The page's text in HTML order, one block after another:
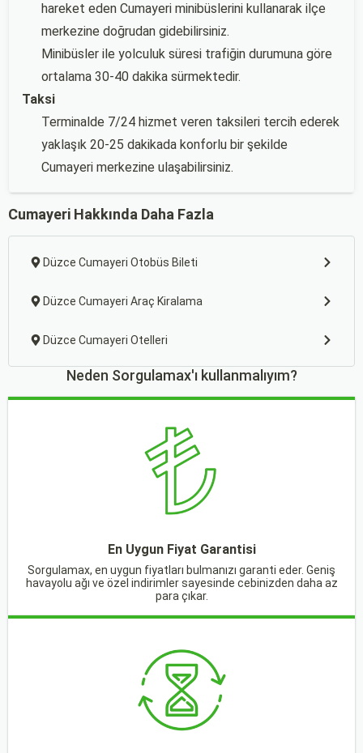
hareket eden Cumayeri minibüslerini kullanarak ilçe
merkezine doğrudan gidebilirsiniz.
Minibüsler ile yolculuk süresi trafiğin durumuna göre
ortalama 30-40 dakika sürmektedir.
Taksi
Terminalde 7/24 hizmet veren taksileri tercih ederek
yaklaşık 20-25 dakikada konforlu bir şekilde
Cumayeri merkezine ulaşabilirsiniz.
Cumayeri Hakkında Daha Fazla
Düzce Cumayeri Otobüs Bileti
Düzce Cumayeri Araç Kiralama
Düzce Cumayeri Otelleri
Neden Sorgulamax'ı kullanmalıyım?
En Uygun Fiyat Garantisi
Sorgulamax, en uygun fiyatları bulmanızı garanti eder. Geniş
havayolu ağı ve özel indirimler sayesinde cebinizden daha az
para çıkar.